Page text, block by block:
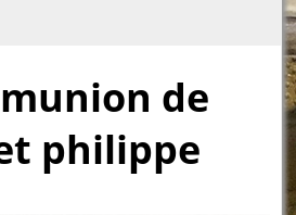
de
philippe